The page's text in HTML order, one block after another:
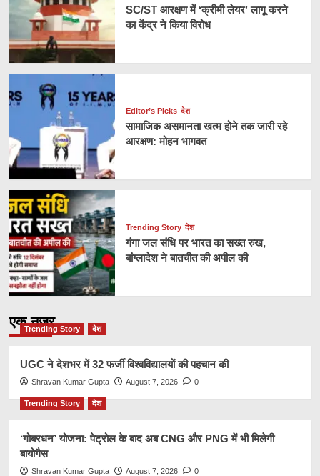
SC/ST आरक्षण में ‘क्रीमी लेयर’ लागू करने
का केंद्र ने किया विरोध
Editor’s Picks देश
सामाजिक असमानता खत्म होने तक जारी रहे
आरक्षण: मोहन भागवत
Trending Story देश
गंगा जल संधि पर भारत का सख्त रुख,
बांग्लादेश ने बातचीत की अपील की
एक नज़र
Trending Story देश
UGC ने देशभर में 32 फर्जी विश्वविद्यालयों की पहचान की
Shravan Kumar Gupta August 7, 2026 0
Trending Story देश
‘गोबरधन’ योजना: पेट्रोल के बाद अब CNG और PNG में भी मिलेगी
बायोगैस
Shravan Kumar Gupta August 7, 2026 0